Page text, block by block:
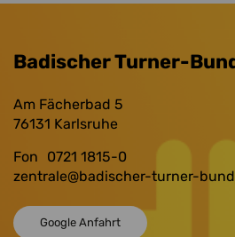
Badischer Turner-
Am Fächerbad 5
76131 Karlsruhe
Fon
0721 1815-0
zentrale@badischer-turner-
Google Anfahrt